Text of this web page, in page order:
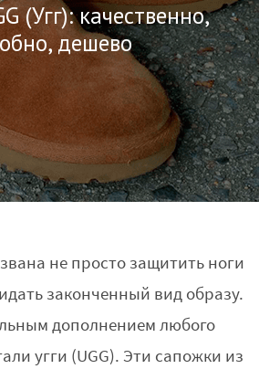
(Угг): качественно,
дешево
не просто защитить ноги
законченный вид образу.
дополнением любого
угги (UGG). Эти сапожки из